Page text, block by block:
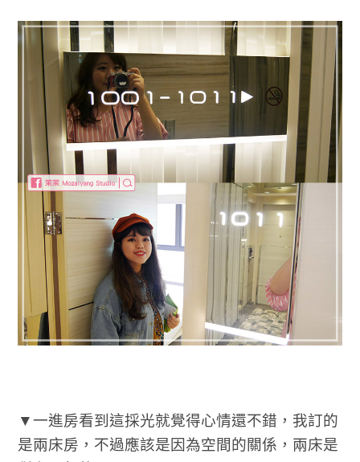
▼一進房看到這採光就覺得心情還不錯，我訂的
是兩床房，不過應該是因為空間的關係，兩床是